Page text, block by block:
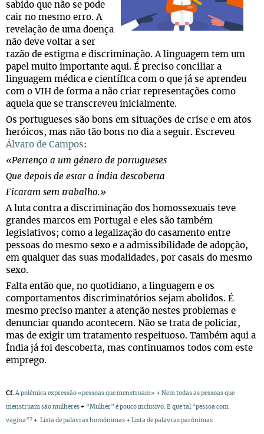
sabido que não se pode
cair no mesmo erro. A
revelação de uma doença
não deve voltar a ser
razão de estigma e discriminação. A linguagem tem um
papel muito importante aqui. É preciso conciliar a
linguagem médica e científica com o que já se aprendeu
com o VIH de forma a não criar representações como
aquela que se transcreveu inicialmente.
Os portugueses são bons em situações de crise e em atos
heróicos, mas não tão bons no dia a seguir. Escreveu
Álvaro de Campos:
«Pertenço a um género de portugueses
Que depois de estar a Índia descoberta
Ficaram sem trabalho.»
A luta contra a discriminação dos homossexuais teve
grandes marcos em Portugal e eles são também
legislativos; como a legalização do casamento entre
pessoas do mesmo sexo e a admissibilidade de adopção,
em qualquer das suas modalidades, por casais do mesmo
sexo.
Falta então que, no quotidiano, a linguagem e os
comportamentos discriminatórios sejam abolidos. É
mesmo preciso manter a atenção nestes problemas e
denunciar quando acontecem. Não se trata de policiar,
mas de exigir um tratamento respeituoso. Também aqui a
Índia já foi descoberta, mas continuamos todos com este
emprego.
Cf. A polémica expressão «pessoas que menstruam» + Nem todas as pessoas que
menstruam são mulheres + “Mulher” é pouco inclusivo. E que tal “pessoa com
vagina”? + Lista de palavras homónimas + Lista de palavras parónimas